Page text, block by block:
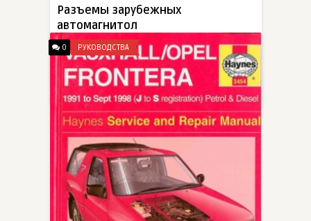
Разъемы зарубежных
автомагнитол
DexLexMex
4-10-2010, 20:10
0 РУКОВОДСТВА